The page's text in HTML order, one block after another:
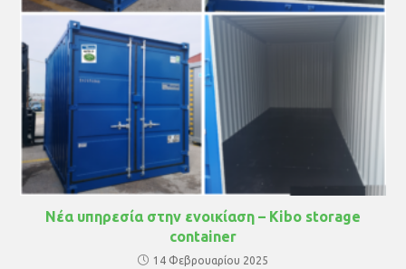
Νέα υπηρεσία στην ενοικίαση – Kibo storage
container
14 Φεβρουαρίου 2025